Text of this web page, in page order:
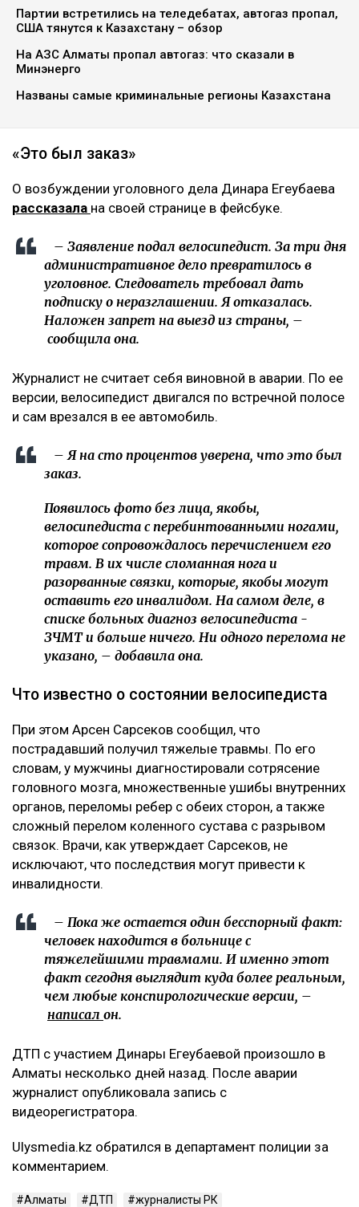
Партии встретились на теледебатах, автогаз пропал,
США тянутся к Казахстану – обзор
На АЗС Алматы пропал автогаз: что сказали в
Минэнерго
Названы самые криминальные регионы Казахстана
«Это был заказ»
О возбуждении уголовного дела Динара Егеубаева
рассказала на своей странице в фейсбуке.
– Заявление подал велосипедист. За три дня
административное дело превратилось в
уголовное. Следователь требовал дать
подписку о неразглашении. Я отказалась.
Наложен запрет на выезд из страны, –
сообщила она.
Журналист не считает себя виновной в аварии. По ее
версии, велосипедист двигался по встречной полосе
и сам врезался в ее автомобиль.
– Я на сто процентов уверена, что это был
заказ.
Появилось фото без лица, якобы,
велосипедиста с перебинтованными ногами,
которое сопровождалось перечислением его
травм. В их числе сломанная нога и
разорванные связки, которые, якобы могут
оставить его инвалидом. На самом деле, в
списке больных диагноз велосипедиста -
ЗЧМТ и больше ничего. Ни одного перелома не
указано, – добавила она.
Что известно о состоянии велосипедиста
При этом Арсен Сарсеков сообщил, что
пострадавший получил тяжелые травмы. По его
словам, у мужчины диагностировали сотрясение
головного мозга, множественные ушибы внутренних
органов, переломы ребер с обеих сторон, а также
сложный перелом коленного сустава с разрывом
связок. Врачи, как утверждает Сарсеков, не
исключают, что последствия могут привести к
инвалидности.
– Пока же остается один бесспорный факт:
человек находится в больнице с
тяжелейшими травмами. И именно этот
факт сегодня выглядит куда более реальным,
чем любые конспирологические версии, –
написал он.
ДТП с участием Динары Егеубаевой произошло в
Алматы несколько дней назад. После аварии
журналист опубликовала запись с
видеорегистратора.
Ulysmedia.kz обратился в департамент полиции за
комментарием.
Алматы ДТП
журналисты РК